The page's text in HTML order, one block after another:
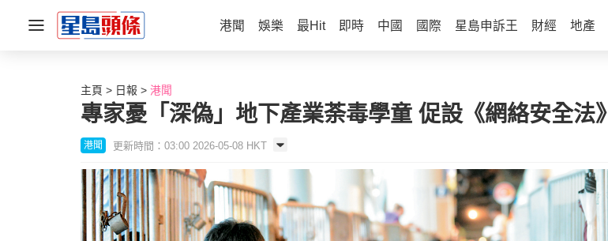
港聞 娛樂 最Hit 即時 中國 國際 星島申訴王 財經 地產
主頁 日報 港聞
專家憂「深偽」地下產業荼毒學童 促設《網絡安全法》
港聞 更新時間：03:00 2026-05-08 HKT